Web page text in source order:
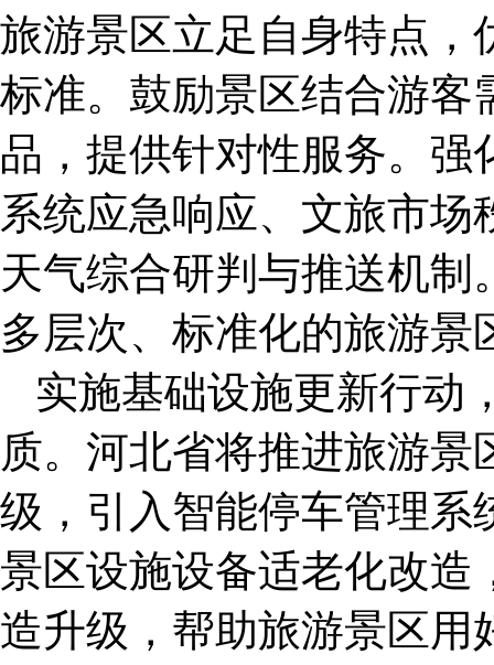
旅游景区立足自身特点，
标准。鼓励景区结合游客
品，提供针对性服务。
系统应急响应、文旅市
天气综合研判与推送机
多层次、标准化的旅游景
实施基础设施更新行动
质。河北省将推进旅游
级，引入智能停车管理系
景区设施设备适老化改造
造升级，帮助旅游景区用